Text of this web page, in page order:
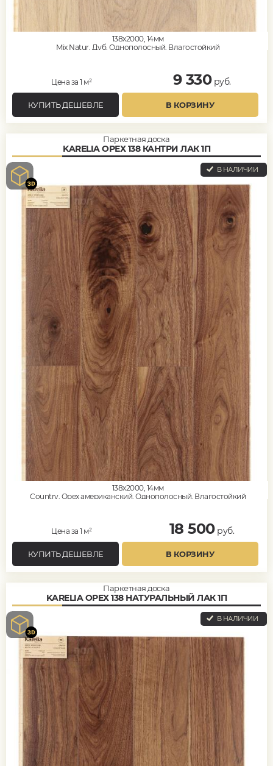
138x2000, 14мм
Mix Natur, Дуб, Однополосный, Влагостойкий
Цена за 1 м² 9 330руб.
КУПИТЬ ДЕШЕВЛЕ В КОРЗИНУ
Паркетная доска
KARELIA ОРЕХ 138 КАНТРИ ЛАК 1П
В НАЛИЧИИ
138x2000, 14мм
Country, Орех американский, Однополосный, Влагостойкий
Цена за 1 м² 18 500руб.
КУПИТЬ ДЕШЕВЛЕ В КОРЗИНУ
Паркетная доска
KARELIA ОРЕХ 138 НАТУРАЛЬНЫЙ ЛАК 1П
В НАЛИЧИИ